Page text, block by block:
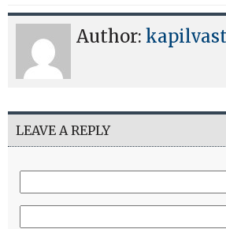
Author:
LEAVE A REPLY